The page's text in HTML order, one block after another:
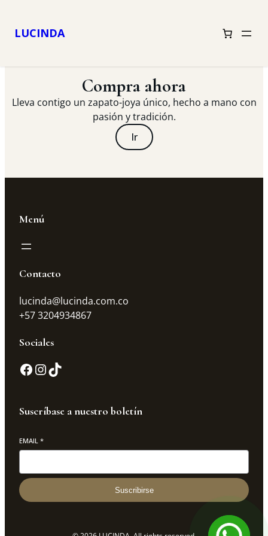
LUCINDA
Compra ahora
Lleva contigo un zapato-joya único, hecho a mano con
pasión y tradición.
Ir
Menú
Contacto
lucinda@lucinda.com.co
+57 3204934867
Sociales
Suscríbase a nuestro boletín
EMAIL *
Suscribirse